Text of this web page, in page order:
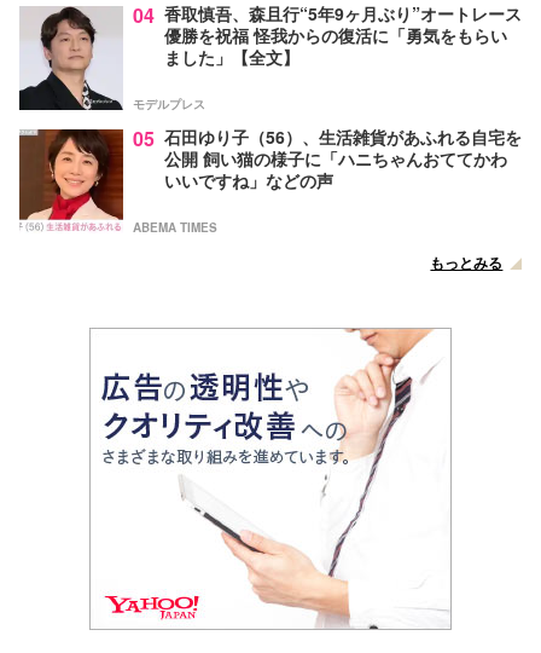
04 香取慎吾、森且行“5年9ヶ月ぶり”オートレース
優勝を祝福 怪我からの復活に「勇気をもらい
ました」【全文】
モデルプレス
05 石田ゆり子（56）、生活雑貨があふれる自宅を
公開 飼い猫の様子に「ハニちゃんおててかわ
いいですね」などの声
ABEMA TIMES
もっとみる